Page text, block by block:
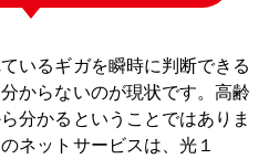
いるギガを瞬時に判断できる
からないのが現状です。高齢
分かるということではありま
ネットサービスは、光１